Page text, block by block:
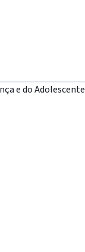
e do Adolescente